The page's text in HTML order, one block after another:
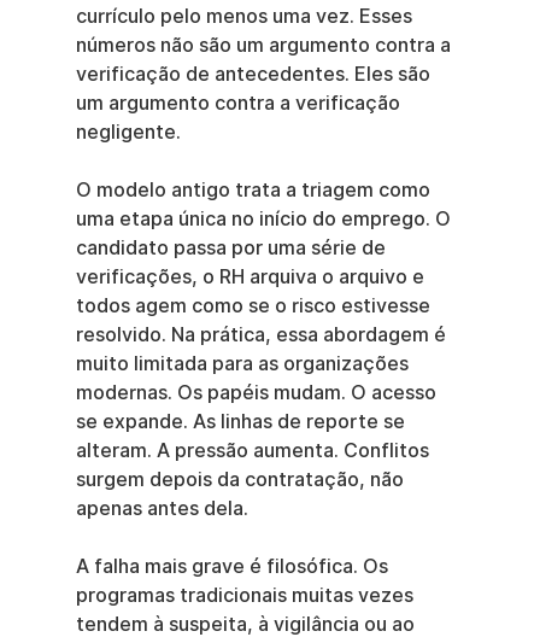
currículo pelo menos uma vez. Esses
números não são um argumento contra a
verificação de antecedentes. Eles são
um argumento contra a verificação
negligente.
O modelo antigo trata a triagem como
uma etapa única no início do emprego. O
candidato passa por uma série de
verificações, o RH arquiva o arquivo e
todos agem como se o risco estivesse
resolvido. Na prática, essa abordagem é
muito limitada para as organizações
modernas. Os papéis mudam. O acesso
se expande. As linhas de reporte se
alteram. A pressão aumenta. Conflitos
surgem depois da contratação, não
apenas antes dela.
A falha mais grave é filosófica. Os
programas tradicionais muitas vezes
tendem à suspeita, à vigilância ou ao